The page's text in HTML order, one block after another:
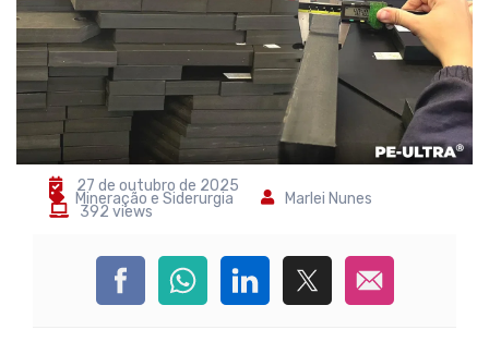
27 de outubro de 2025
Mineração e Siderurgia Marlei Nunes
392 views